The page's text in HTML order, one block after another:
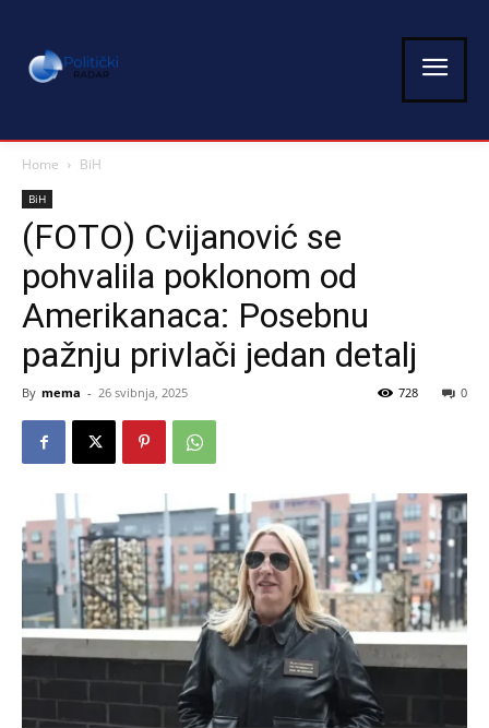
Home BiH
BiH
(FOTO) Cvijanović se
pohvalila poklonom od
Amerikanaca: Posebnu
pažnju privlači jedan detalj
By mema - 26 svibnja, 2025 0
728